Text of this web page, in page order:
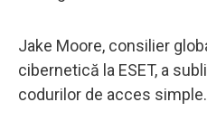
Jake Moore, consilier
cibernetică la ESET, a
codurilor de acces simple.